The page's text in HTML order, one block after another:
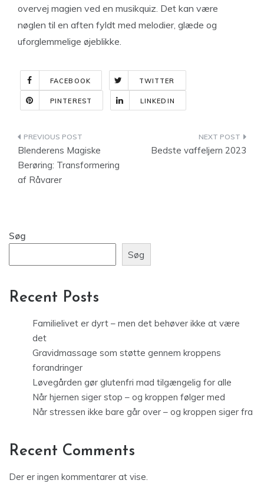
overvej magien ved en musikquiz. Det kan være
nøglen til en aften fyldt med melodier, glæde og
uforglemmelige øjeblikke.
FACEBOOK TWITTER
PINTEREST LINKEDIN
Indlægsnavigation
Blenderens Magiske
Berøring: Transformering
af Råvarer
Bedste vaffeljern 2023
Søg
Søg
Recent Posts
Familielivet er dyrt – men det behøver ikke at være
det
Gravidmassage som støtte gennem kroppens
forandringer
Løvegården gør glutenfri mad tilgængelig for alle
Når hjernen siger stop – og kroppen følger med
Når stressen ikke bare går over – og kroppen siger fra
Recent Comments
Der er ingen kommentarer at vise.